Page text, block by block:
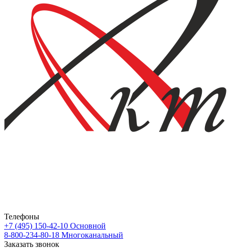
Телефоны
+7 (495) 150-42-10 Основной
8-800-234-80-18 Многоканальный
Заказать звонок